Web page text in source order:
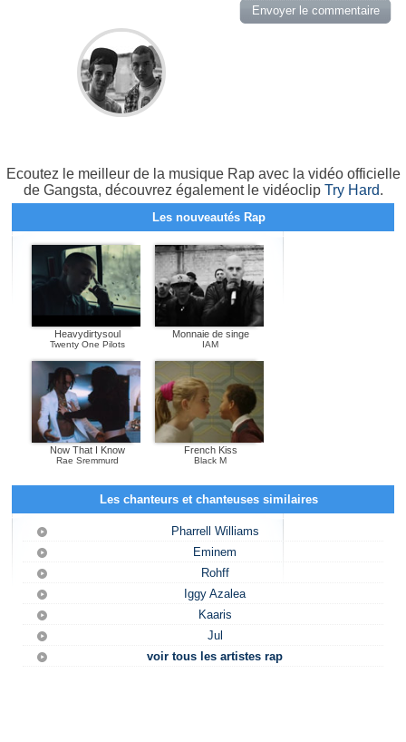
Ecoutez le meilleur de la musique Rap avec la vidéo officielle
de Gangsta, découvrez également le vidéoclip Try Hard.
Les nouveautés Rap
Heavydirtysoul
Twenty One Pilots
Monnaie de singe
IAM
Now That I Know
Rae Sremmurd
French Kiss
Black M
Les chanteurs et chanteuses similaires
Pharrell Williams
Eminem
Rohff
Iggy Azalea
Kaaris
Jul
voir tous les artistes rap